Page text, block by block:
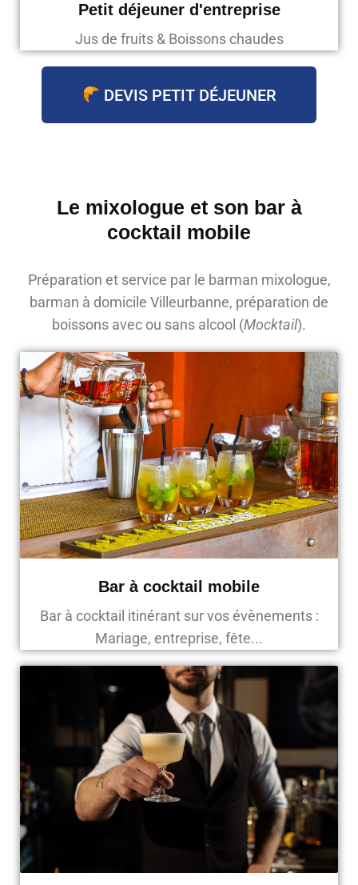
Petit déjeuner d'entreprise
Jus de fruits & Boissons chaudes
DEVIS PETIT DÉJEUNER
Le mixologue et son bar à
cocktail mobile
Préparation et service par le barman mixologue,
barman à domicile Villeurbanne, préparation de
boissons avec ou sans alcool (Mocktail).
Bar à cocktail mobile
Bar à cocktail itinérant sur vos évènements :
Mariage, entreprise, fête...